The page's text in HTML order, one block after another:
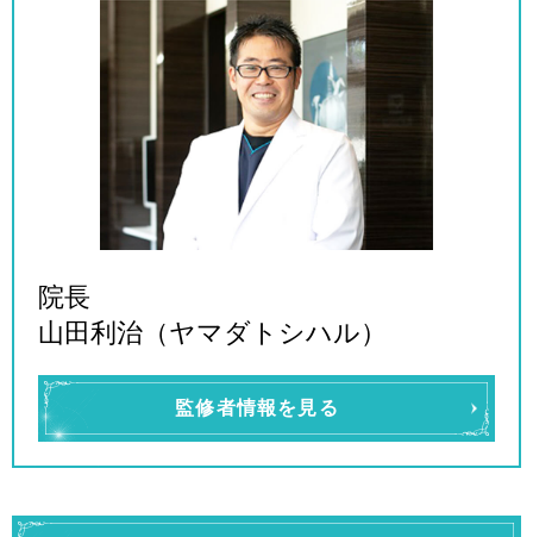
院長
山田利治（ヤマダトシハル）
監修者情報を見る